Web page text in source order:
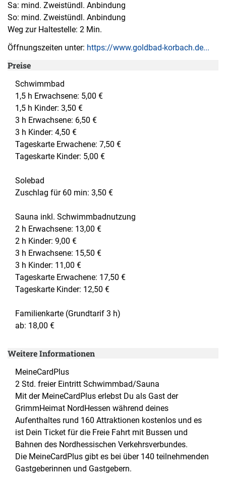
Sa: mind. Zweistündl. Anbindung
So: mind. Zweistündl. Anbindung
Weg zur Haltestelle: 2 Min.
Öffnungszeiten unter: https://www.goldbad-korbach.de...
Preise
Schwimmbad
1,5 h Erwachsene: 5,00 €
1,5 h Kinder: 3,50 €
3 h Erwachsene: 6,50 €
3 h Kinder: 4,50 €
Tageskarte Erwachene: 7,50 €
Tageskarte Kinder: 5,00 €
Solebad
Zuschlag für 60 min: 3,50 €
Sauna inkl. Schwimmbadnutzung
2 h Erwachsene: 13,00 €
2 h Kinder: 9,00 €
3 h Erwachsene: 15,50 €
3 h Kinder: 11,00 €
Tageskarte Erwachene: 17,50 €
Tageskarte Kinder: 12,50 €
Familienkarte (Grundtarif 3 h)
ab: 18,00 €
Weitere Informationen
MeineCardPlus
2 Std. freier Eintritt Schwimmbad/Sauna
Mit der MeineCardPlus erlebst Du als Gast der
GrimmHeimat NordHessen während deines
Aufenthaltes rund 160 Attraktionen kostenlos und es
ist Dein Ticket für die Freie Fahrt mit Bussen und
Bahnen des Nordhessischen Verkehrsverbundes.
Die MeineCardPlus gibt es bei über 140 teilnehmenden
Gastgeberinnen und Gastgebern.